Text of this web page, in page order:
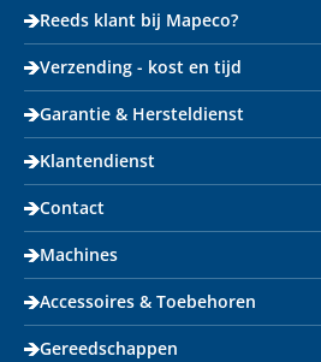
Reeds klant bij Mapeco?
Verzending - kost en tijd
Garantie & Hersteldienst
Klantendienst
Contact
Machines
Accessoires & Toebehoren
Gereedschappen